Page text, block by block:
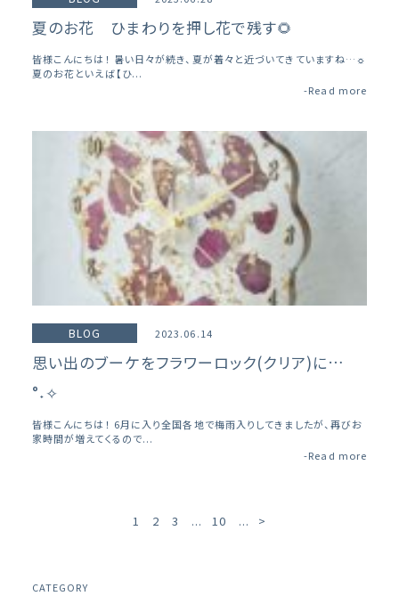
CATEGORY
夏のお花 ひまわりを押し花で残す🌻
皆様こんにちは！ 暑い日々が続き、夏が着々と近づいてきていますね…☼
夏のお花といえば【ひ...
-Read more
BLOG 2023.06.14
思い出のブーケをフラワーロック(クリア)に…
°˖✧
皆様こんにちは！ 6月に入り全国各地で梅雨入りしてきましたが、再びお
家時間が増えてくるので...
-Read more
1 2 3 ... 10 ... >